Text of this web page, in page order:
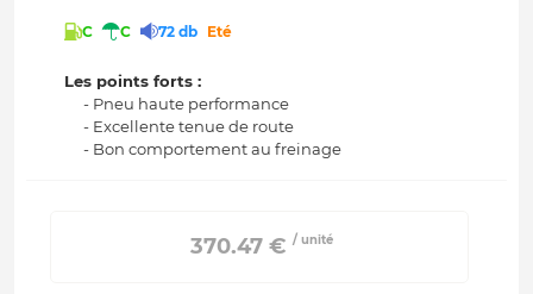
C C 72 db Eté
Les points forts :
- Pneu haute performance
- Excellente tenue de route
- Bon comportement au freinage
370.47 € / unité